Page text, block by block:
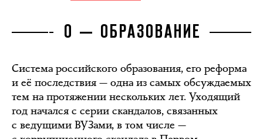
О — ОБРАЗОВАНИЕ
Система российского образования, его реформа
и её последствия — одна из самых обсуждаемых
тем на протяжении нескольких лет. Уходящий
год начался с серии скандалов, связанных
с ведущими ВУЗами, в том числе —